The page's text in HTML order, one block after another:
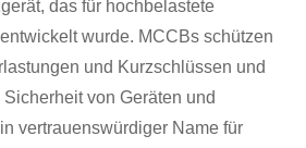
das für hochbelastete
wurde. MCCBs schützen
und Kurzschlüssen und
von Geräten und
vertrauenswürdiger Name für